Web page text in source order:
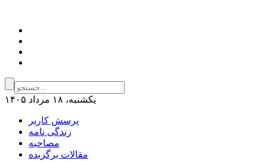
يكشنبه، ۱۸ مرداد ۱۴۰۵
پرسش کاربر
زندگی نامه
مصاحبه
مقالات برگزیده